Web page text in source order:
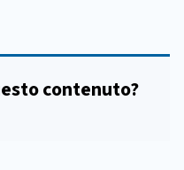
contenuto?